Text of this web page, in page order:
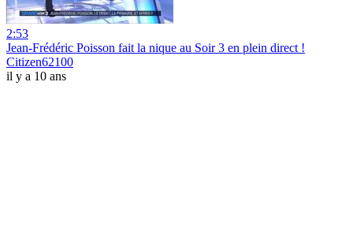
2:53
Jean-Frédéric Poisson fait la nique au Soir 3 en plein direct !
Citizen62100
il y a 10 ans